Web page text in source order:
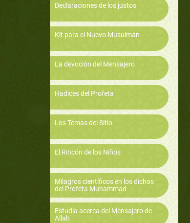
Declaraciones de los justos
Kit para el Nuevo Musulmán
La devoción del Mensajero
Hadices del Profeta
Los Temas del Sitio
El Rincón de los Niños
Milagros científicos en los dichos
del Profeta Muhammad
Estudia acerca del Mensajero de
Allah